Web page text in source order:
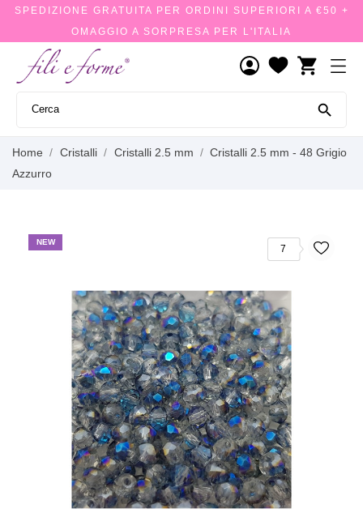
SPEDIZIONE GRATUITA PER ORDINI SUPERIORI A €50 +
OMAGGIO A SORPRESA PER L'ITALIA
shopping_cart

Home Cristalli Cristalli 2.5 mm
Cristalli 2.5 mm - 48 Grigio
Azzurro
NEW
7